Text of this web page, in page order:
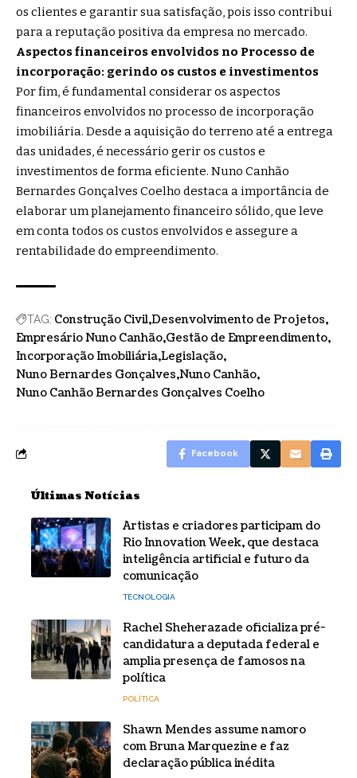
os clientes e garantir sua satisfação, pois isso contribui
para a reputação positiva da empresa no mercado.
Aspectos financeiros envolvidos no Processo de
incorporação: gerindo os custos e investimentos
Por fim, é fundamental considerar os aspectos
financeiros envolvidos no processo de incorporação
imobiliária. Desde a aquisição do terreno até a entrega
das unidades, é necessário gerir os custos e
investimentos de forma eficiente. Nuno Canhão
Bernardes Gonçalves Coelho destaca a importância de
elaborar um planejamento financeiro sólido, que leve
em conta todos os custos envolvidos e assegure a
rentabilidade do empreendimento.
TAG: Construção Civil Desenvolvimento de Projetos
Empresário Nuno Canhão Gestão de Empreendimento
Incorporação Imobiliária Legislação
Nuno Bernardes Gonçalves Nuno Canhão
Nuno Canhão Bernardes Gonçalves Coelho
Facebook
Últimas Notícias
Artistas e criadores participam do
Rio Innovation Week, que destaca
inteligência artificial e futuro da
comunicação
TECNOLOGIA
Rachel Sheherazade oficializa pré-
candidatura a deputada federal e
amplia presença de famosos na
política
POLÍTICA
Shawn Mendes assume namoro
com Bruna Marquezine e faz
declaração pública inédita